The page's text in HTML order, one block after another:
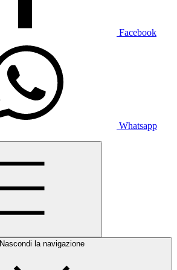
Facebook
Whatsapp
Nascondi la navigazione